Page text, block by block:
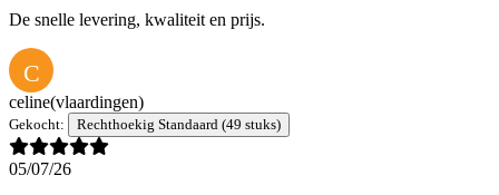
De snelle levering, kwaliteit en prijs.
C
celine(vlaardingen)
Gekocht: Rechthoekig Standaard (49 stuks)
05/07/26